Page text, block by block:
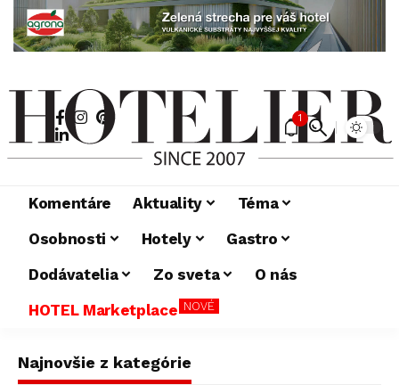
1
Komentáre Aktuality
Téma
Osobnosti
Hotely
Gastro
Dodávatelia
Zo sveta
O nás
HOTEL Marketplace NOVÉ
Najnovšie z kategórie